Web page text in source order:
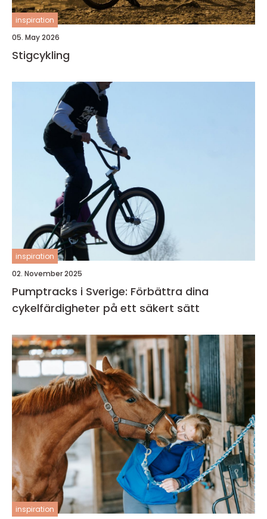
inspiration
05. May 2026
Stigcykling
inspiration
02. November 2025
Pumptracks i Sverige: Förbättra dina
cykelfärdigheter på ett säkert sätt
inspiration